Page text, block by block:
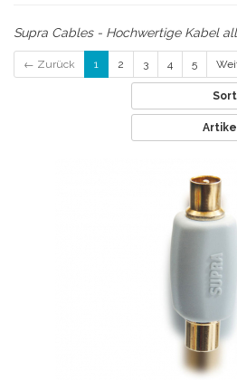
Supra Cables - Hochwertige Kabel
← Zurück 1 2 3 4 5